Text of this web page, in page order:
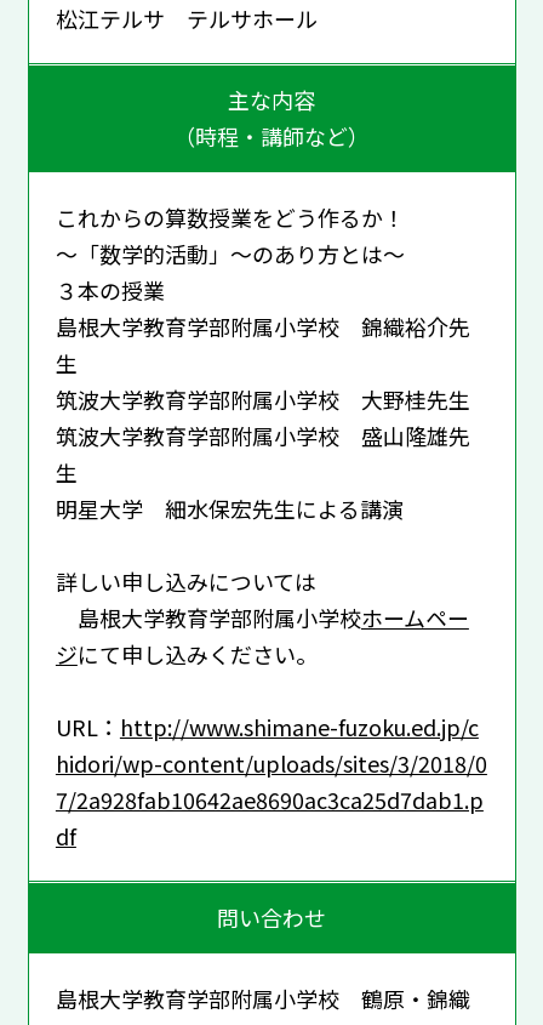
松江テルサ テルサホール
主な内容
（時程・講師など）
これからの算数授業をどう作るか！
～「数学的活動」～のあり方とは～
３本の授業
島根大学教育学部附属小学校 錦織裕介先
生
筑波大学教育学部附属小学校 大野桂先生
筑波大学教育学部附属小学校 盛山隆雄先
生
明星大学 細水保宏先生による講演
詳しい申し込みについては
島根大学教育学部附属小学校ホームペー
ジにて申し込みください。
URL： http://www.shimane-fuzoku.ed.jp/c
hidori/wp-content/uploads/sites/3/2018/0
7/2a928fab10642ae8690ac3ca25d7dab1.p
df
問い合わせ
島根大学教育学部附属小学校 鶴原・錦織